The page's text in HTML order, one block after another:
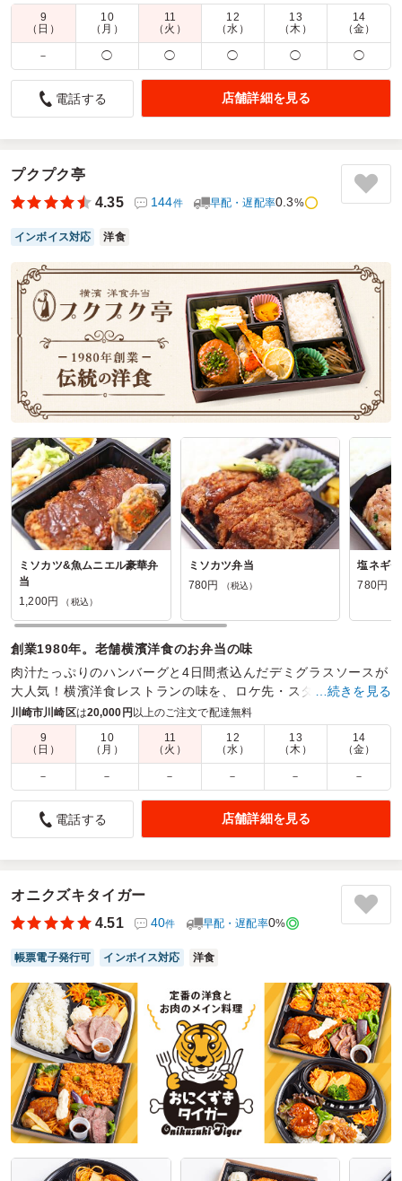
商品数： 締切日時： 1日前17:00 価格帯：
350円～1,150円
配達時間：
9:30～18:00
見映えが良くTHE中華という感じがいい
4.0
てにちょうど良いと思いました。
自分の口には入りませんでしたが、胡麻団子が人気でした。
とりわけ用と思われるスプーンは入っていましたが、もう少
し大きめのスプーンがあるといいなともいました。どうして
うに思います。
ご利用シーン：懇親会›懇親会
参加者の年齢：
60代以上男女比：男性多め
神奈川県川崎市川崎区宮本町
2026/06/09
濱福楼の口コミをもっと見る
9
（日）
10
（月）
11
（火）
12
（水）
13
（木）
14
（金）
－ ◯ ◯ ◯ ◯ ◯
電話する 店舗詳細を見る
プクプク亭
4.35
144件 早配・遅配率0.3%
インボイス対応 洋食
ミソカツ&魚ムニエル豪華弁
当
1,200円
（税込）
ミソカツ弁当
780円
（税込）
塩ネギ
780円
創業1980年。老舗横濱洋食のお弁当の味
肉汁たっぷりのハンバーグと4日間煮込んだデミグラスソースが
大人気！横濱洋食レストランの味を、ロケ先・スタジオ・会議
など様々なシーンに併せてお届けいたします。
商品数： 締切日時： 1日前12:00 価格帯：
780円～2,410円
配達時間：
9:30～19:00
栄養満点！
5.0
の撮影となると、、、やはりプクプク亭ですね。安定・安心
の美味しさでメニューの種類も多く大変助かります！３つ余
っていたので撮影後にもいただきました！ご馳走様でした！
ご利用シーン：ロケ・撮影›ロケ
参加者の年齢：30代～40代
神奈川県川崎市川崎区殿町
2024/07/22
プクプク亭の口コミをもっと見る
…続きを見る
川崎市川崎区は20,000円 以上のご注文で配達無料
9
（日）
10
（月）
11
（火）
12
（水）
13
（木）
14
（金）
－ － － － － －
電話する 店舗詳細を見る
オニクズキタイガー
4.51
40件 早配・遅配率0%
帳票電子発行可 インボイス対応 洋食